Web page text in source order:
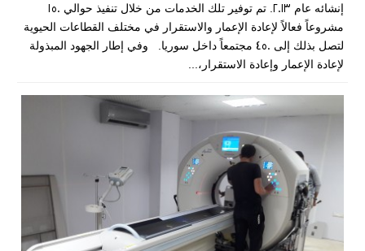
إنشائه عام 2013. تم توفير تلك الخدمات من خلال تنفيذ حوالي 150
مشروعاً فعالاً لإعادة الإعمار والاستقرار في مختلف القطاعات الحيوية
لتصل بذلك إلى 450 مجتمعاً داخل سوريا. وفي إطار الجهود المبذولة
لإعادة الإعمار وإعادة الاستقرار،...